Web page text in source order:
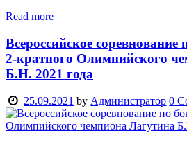
Read more
Всероссийское
2-кратного Олимпийского
Б.Н. 2021 года
25.09.2021 by Администратор 0